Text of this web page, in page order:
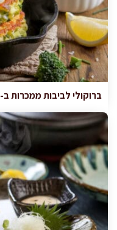
ברוקולי לביבות ממכרות ב-25 דקות, בלי טיגון עמוק